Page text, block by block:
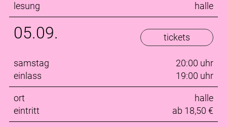
lesung halle
05.09. tickets
samstag
20:00 uhr
einlass
19:00 uhr
ort
halle
eintritt
ab 18,50 €